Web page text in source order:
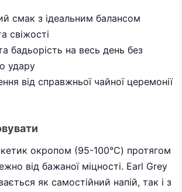
смак з ідеальним балансом
свіжості
бадьорість на весь день без
удару
від справжньої чайної церемонії
окропом (95-100°C) протягом
від бажаної міцності. Earl Grey
як самостійний напій, так і з